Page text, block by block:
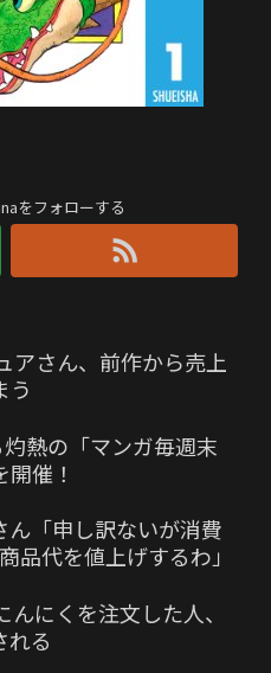
をフォローする
アさん、前作から売上
う
熱の「マンガ毎週末
催！
ん「申し訳ないが消費
品代を値上げするわ」
んにくを注文した人、
れる